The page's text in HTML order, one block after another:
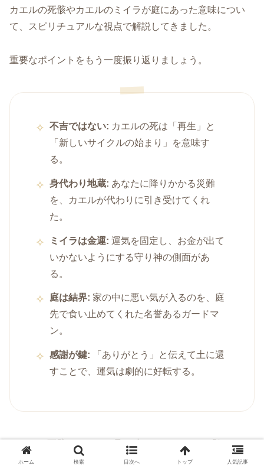
カエルの死骸やカエルのミイラが庭にあった意味につい
て、スピリチュアルな視点で解説してきました。
重要なポイントをもう一度振り返りましょう。
不吉ではない: カエルの死は「再生」と
「新しいサイクルの始まり」を意味す
る。
身代わり地蔵: あなたに降りかかる災難
を、カエルが代わりに引き受けてくれ
た。
ミイラは金運: 運気を固定し、お金が出て
いかないようにする守り神の側面があ
る。
庭は結界: 家の中に悪い気が入るのを、庭
先で食い止めてくれた名誉あるガードマ
ン。
感謝が鍵: 「ありがとう」と伝えて土に還
すことで、運気は劇的に好転する。
カエルの死骸やミイラを見た時のショックは、「気づき」
のための衝撃です。 「ああ、守られたんだな」と気づく
ホーム 検索 目次へ トップ 人気記事